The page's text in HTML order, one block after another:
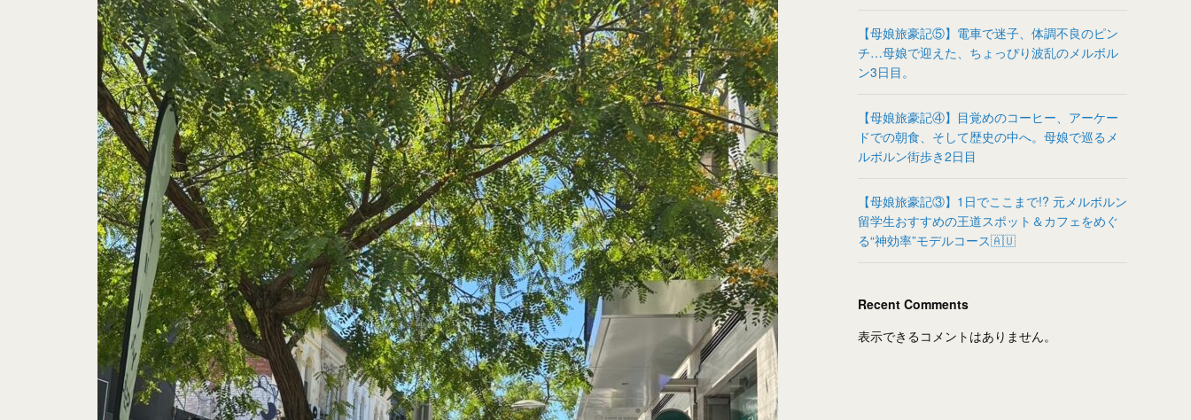
【母娘旅豪記⑤】電車で迷子、体調不良のピン
チ…母娘で迎えた、ちょっぴり波乱のメルボル
ン3日目。
【母娘旅豪記④】目覚めのコーヒー、アーケー
ドでの朝食、そして歴史の中へ。母娘で巡るメ
ルボルン街歩き2日目
【母娘旅豪記③】1日でここまで!? 元メルボルン
留学生おすすめの王道スポット＆カフェをめぐ
る“神効率”モデルコース🇦🇺
Recent Comments
表示できるコメントはありません。